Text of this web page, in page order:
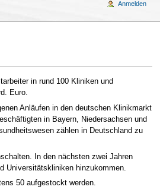
in rund 100 Kliniken und
Euro.
Anläufen in den deutschen Klinikmarkt
in Bayern, Niedersachsen und
zählen in Deutschland zu
In den nächsten zwei Jahren
Universitätskliniken hinzukommen.
50 aufgestockt werden.
Anmelden